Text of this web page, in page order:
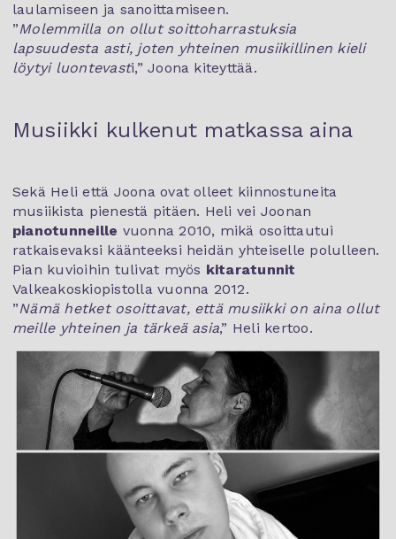
laulamiseen ja sanoittamiseen.
”Molemmilla on ollut soittoharrastuksia
lapsuudesta asti, joten yhteinen musiikillinen kieli
löytyi luontevasti,” Joona kiteyttää.
Musiikki kulkenut matkassa aina
Sekä Heli että Joona ovat olleet kiinnostuneita
musiikista pienestä pitäen. Heli vei Joonan
pianotunneille vuonna 2010, mikä osoittautui
ratkaisevaksi käänteeksi heidän yhteiselle polulleen.
Pian kuvioihin tulivat myös kitaratunnit
Valkeakoskiopistolla vuonna 2012.
”Nämä hetket osoittavat, että musiikki on aina ollut
meille yhteinen ja tärkeä asia,” Heli kertoo.